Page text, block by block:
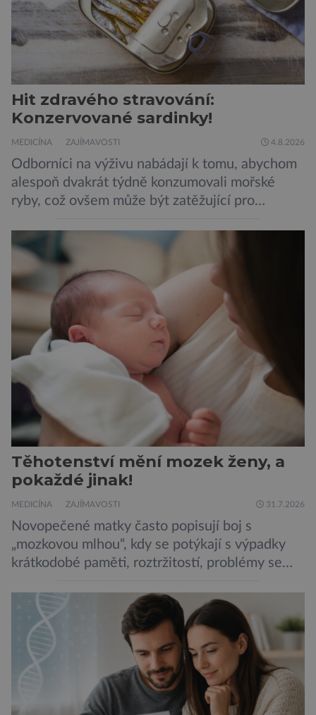
Hit zdravého stravování:
Konzervované sardinky!
MEDICÍNA ZAJÍMAVOSTI 4.8.2026
Odborníci na výživu nabádají k tomu, abychom
alespoň dvakrát týdně konzumovali mořské
ryby, což ovšem může být zatěžující pro
doporučení se nyní staly konzervované
sardinky, které si může dovolit opravdu každý
„Místo toho, aby poskytovaly izolované
mononutrienty, jsou rybí konzervy kompletní
potravinou,“ říká nutriční specialista Colin
Robertson a zdůrazňuje […]
Těhotenství mění mozek ženy, a
pokaždé jinak!
MEDICÍNA ZAJÍMAVOSTI 31.7.2026
Novopečené matky často popisují boj s
„mozkovou mlhou“, kdy se potýkají s výpadky
krátkodobé paměti, roztržitostí, problémy se
obtíže byly dlouhou dobu připisovány
nedostatku spánku a stresu při péči o
novorozence. Nyní se však ukazuje, že za tím
stojí změny v mozku vyvolané těhotenstvím!
Poporodní mozková mlha, v angličtině […]